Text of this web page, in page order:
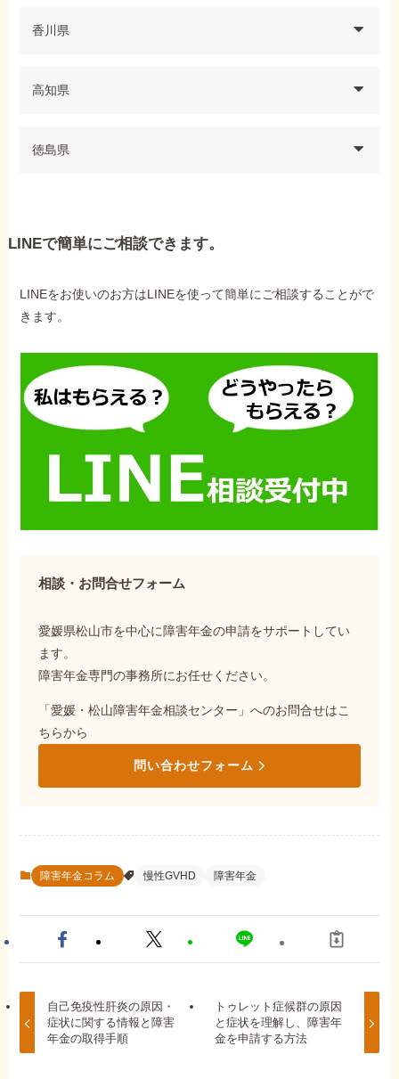
香川県
高知県
徳島県
LINEで簡単にご相談できます。
LINEをお使いのお方はLINEを使って簡単にご相談することがで
きます。
相談・お問合せフォーム
愛媛県松山市を中心に障害年金の申請をサポートしてい
ます。
障害年金専門の事務所にお任せください。
「愛媛・松山障害年金相談センター」へのお問合せはこ
ちらから
問い合わせフォーム
障害年金コラム 慢性GVHD 障害年金
自己免疫性肝炎の原因・
症状に関する情報と障害
年金の取得手順
トゥレット症候群の原因
と症状を理解し、障害年
金を申請する方法